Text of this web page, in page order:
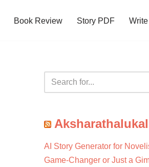
Book Review Story PDF
Aksharathalukal
AI Story Generator for
Game-Changer or Just a